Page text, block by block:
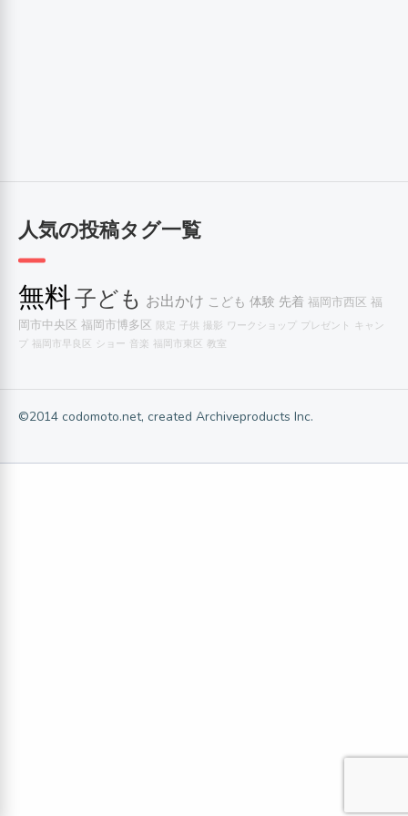
人気の投稿タグ一覧
無料子ども お出かけ こども 体験 先着 福岡市西区 福
岡市中央区 福岡市博多区 限定 子供 撮影 ワークショップ プレゼント キャン
プ 福岡市早良区 ショー 音楽 福岡市東区 教室
©2014 codomoto.net, created Archiveproducts Inc.